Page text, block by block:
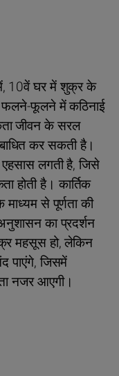
में, 10वें घर में शुक्र के
फलने-फूलने में कठिनाई
जीवन के सरल
कर सकती है।
लगती है, जिसे
होती है। कार्तिक
से पूर्णता की
का प्रदर्शन
महसूस हो, लेकिन
पाएंगे, जिसमें
नजर आएगी।